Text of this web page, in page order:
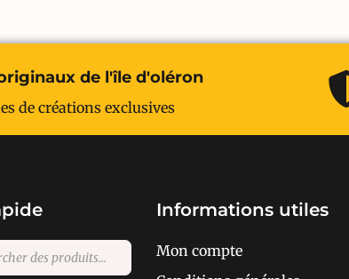
de l'île d'oléron
de créations exclusives
Informations utiles
Mon compte